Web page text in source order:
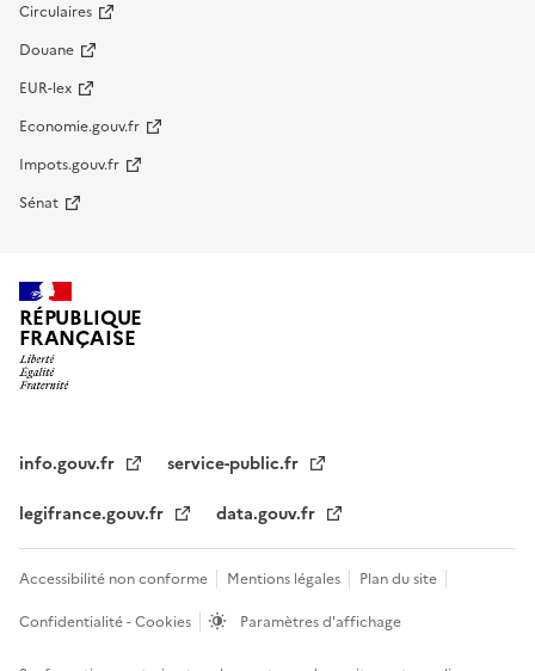
Circulaires
Douane
EUR-lex
Economie.gouv.fr
Impots.gouv.fr
Sénat
RÉPUBLIQUE
FRANÇAISE
info.gouv.fr
service-public.fr
legifrance.gouv.fr
data.gouv.fr
Accessibilité non conforme Mentions légales
Plan du site
Confidentialité - Cookies
Paramètres d'affichage